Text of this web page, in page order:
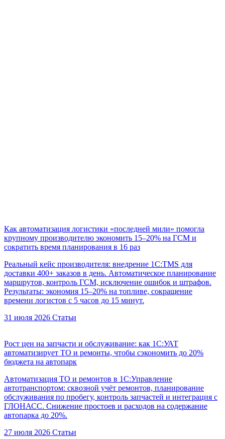
Как автоматизация логистики «последней мили» помогла
крупному производителю экономить 15–20% на ГСМ и
сократить время планирования в 16 раз
Реальный кейс производителя: внедрение 1С:TMS для
доставки 400+ заказов в день. Автоматическое планирование
маршрутов, контроль ГСМ, исключение ошибок и штрафов.
Результаты: экономия 15–20% на топливе, сокращение
времени логистов с 5 часов до 15 минут.
31 июля 2026 Статьи
Рост цен на запчасти и обслуживание: как 1С:УАТ
автоматизирует ТО и ремонты, чтобы сэкономить до 20%
бюджета на автопарк
Автоматизация ТО и ремонтов в 1С:Управление
автотранспортом: сквозной учёт ремонтов, планирование
обслуживания по пробегу, контроль запчастей и интеграция с
ГЛОНАСС. Снижение простоев и расходов на содержание
автопарка до 20%.
27 июля 2026 Статьи